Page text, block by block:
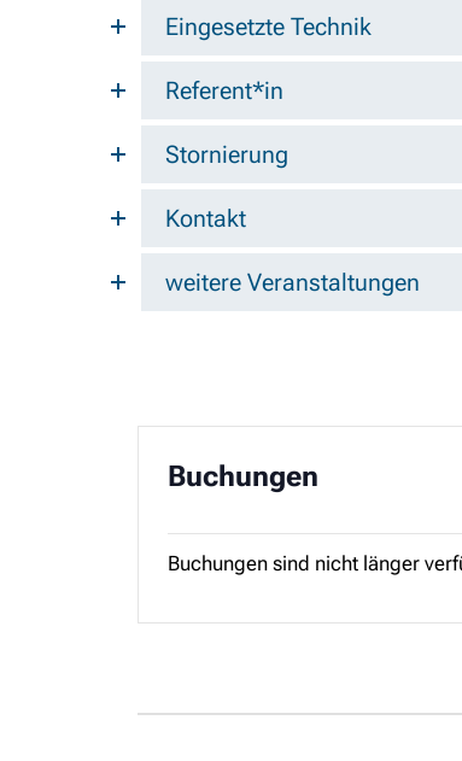
Eingesetzte Technik
Referent*in
Stornierung
Kontakt
weitere Veranstaltungen
Buchungen
Buchungen sind nicht länger